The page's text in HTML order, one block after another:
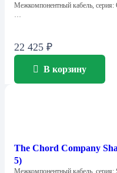
Межкомпонентный кабель,
…
22 425 ₽
В корзину
The Chord Company
5)
Межкомпонентный кабель,